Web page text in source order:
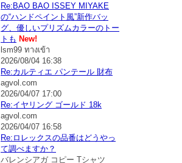
Re:BAO BAO ISSEY MIYAKE
の“ハンドペイント風”新作バッ
グ、優しいプリズムカラーのトー
トも New!
lsm99 ทางเข้า
2026/08/04 16:38
Re:カルティエ パンテール 財布
agvol.com
2026/04/07 17:00
Re:イヤリング ゴールド 18k
agvol.com
2026/04/07 16:58
Re:ロレックスの品番はどうやっ
て調べますか？
バレンシアガ コピー Tシャツ